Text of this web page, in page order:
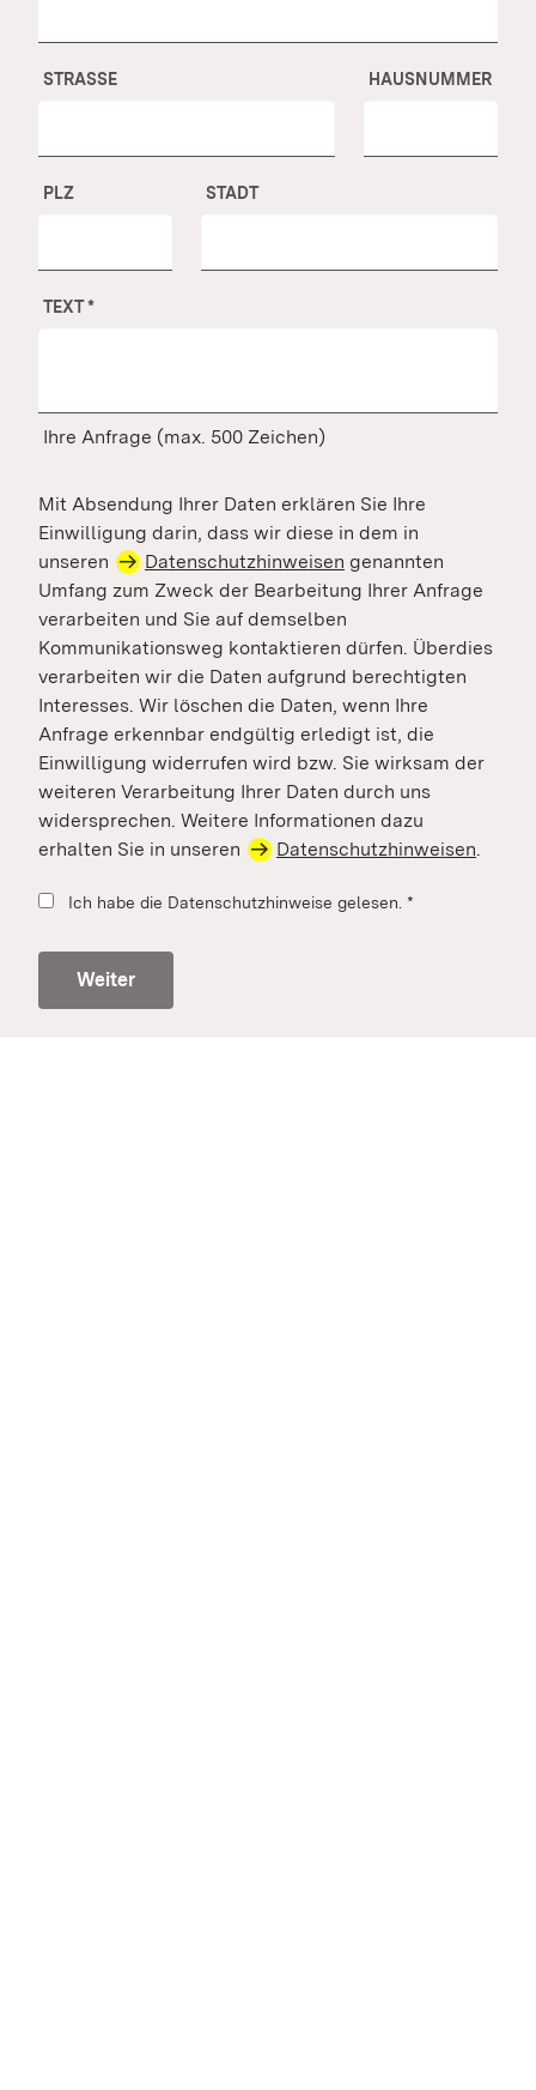
STRASSE HAUSNUMMER
PLZ STADT
TEXT*
Ihre Anfrage (max. 500 Zeichen)
Mit Absendung Ihrer Daten erklären Sie Ihre
Einwilligung darin, dass wir diese in dem in
unseren
Datenschutzhinweisen genannten
Umfang zum Zweck der Bearbeitung Ihrer Anfrage
verarbeiten und Sie auf demselben
Kommunikationsweg kontaktieren dürfen. Überdies
verarbeiten wir die Daten aufgrund berechtigten
Interesses. Wir löschen die Daten, wenn Ihre
Anfrage erkennbar endgültig erledigt ist, die
Einwilligung widerrufen wird bzw. Sie wirksam der
weiteren Verarbeitung Ihrer Daten durch uns
widersprechen. Weitere Informationen dazu
erhalten Sie in unseren
Datenschutzhinweisen.
Ich habe die Datenschutzhinweise gelesen. *
Weiter